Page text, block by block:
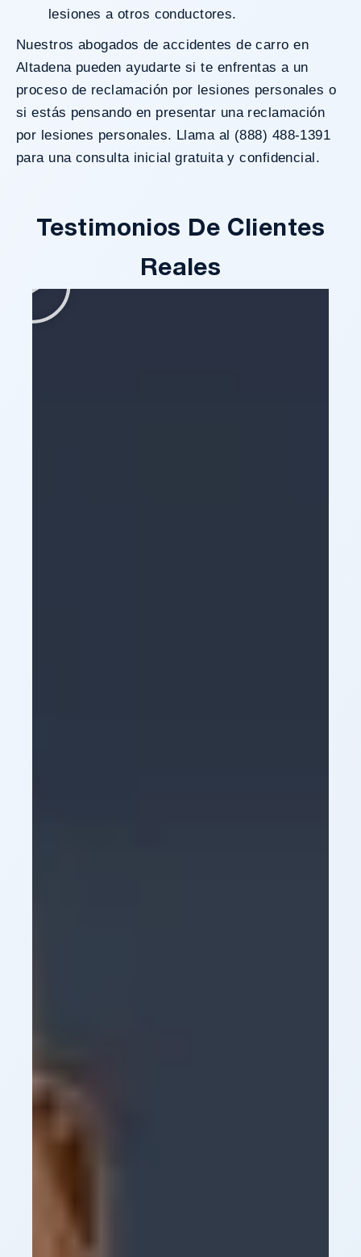
lesiones a otros conductores.
Nuestros abogados de accidentes de carro en
Altadena pueden ayudarte si te enfrentas a un
proceso de reclamación por lesiones personales o
si estás pensando en presentar una reclamación
por lesiones personales. Llama al (888) 488-1391
para una consulta inicial gratuita y confidencial.
Testimonios De Clientes
Reales